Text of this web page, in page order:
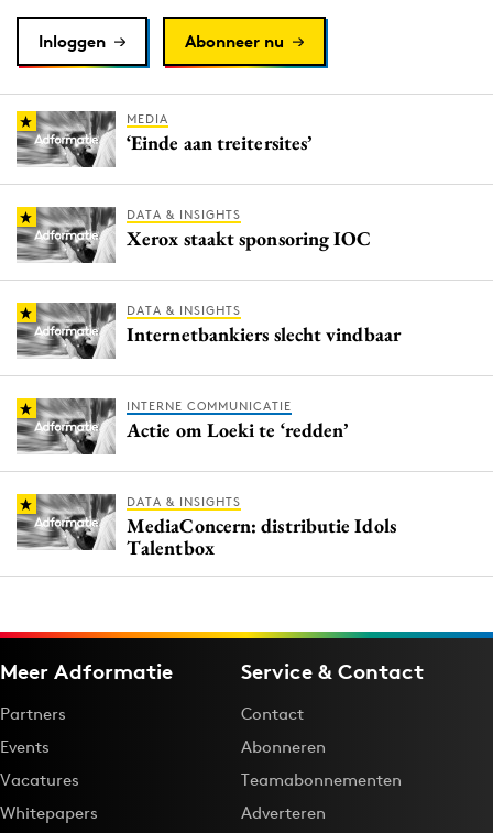
Reputatie & crisis
Inloggen Abonneer nu
MEDIA
‘Einde aan treitersites’
DATA & INSIGHTS
Xerox staakt sponsoring IOC
DATA & INSIGHTS
Internetbankiers slecht vindbaar
INTERNE COMMUNICATIE
Actie om Loeki te ‘redden’
DATA & INSIGHTS
MediaConcern: distributie Idols
Talentbox
Meer Adformatie
Partners
Events
Vacatures
Whitepapers
Service & Contact
Contact
Abonneren
Teamabonnementen
Adverteren